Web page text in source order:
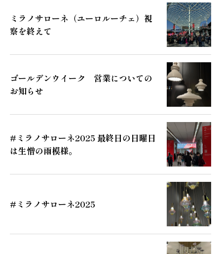
ミラノサローネ（ユーロルーチェ）視
察を終えて
ゴールデンウイーク 営業についての
お知らせ
#ミラノサローネ2025 最終日の日曜日
は生憎の雨模様。
#ミラノサローネ2025